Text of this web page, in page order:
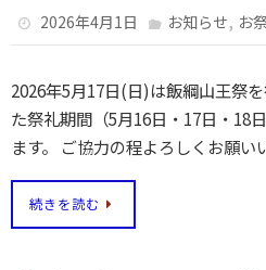
2026年4月1日 お知らせ, お
2026年5月17日(日)は飯綱山王祭
た祭礼期間（5月16日・17日・18
ます。 ご協力の程よろしくお願い
続きを読む